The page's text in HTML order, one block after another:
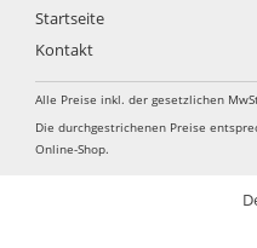
Startseite
Kontakt
Alle Preise inkl. der gesetzlichen
Die durchgestrichenen Preise
Online-Shop.